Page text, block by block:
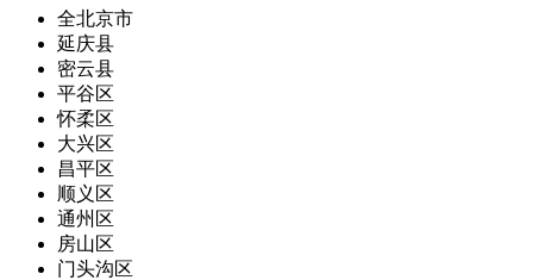
全北京市
延庆县
密云县
平谷区
怀柔区
大兴区
昌平区
顺义区
通州区
房山区
门头沟区